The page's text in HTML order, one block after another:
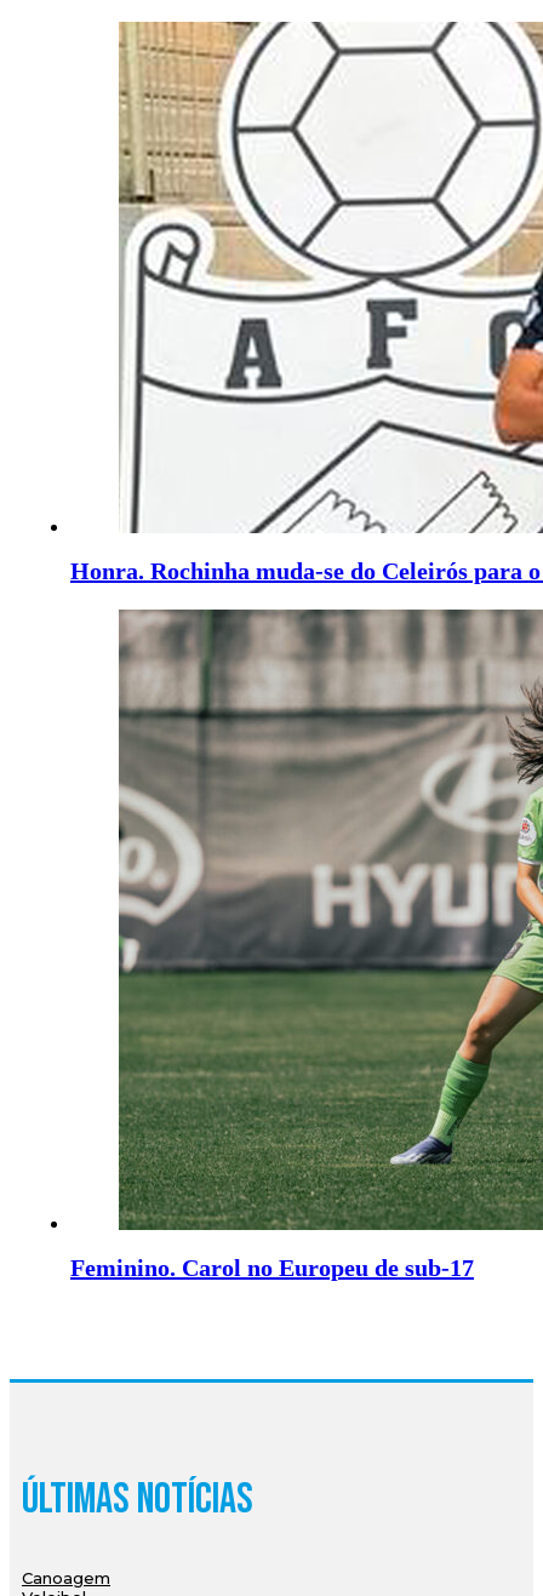
Honra. Rochinha muda-se do Celeirós para
Feminino. Carol no Europeu de sub-17
Últimas Notícias
Canoagem